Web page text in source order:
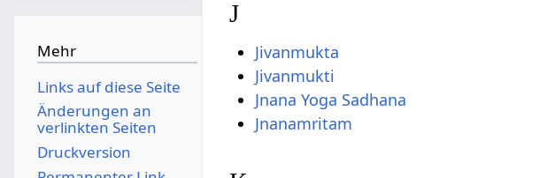
J
Jivanmukta
Jivanmukti
Jnana Yoga Sadhana
Jnanamritam
Mehr
Links auf diese Seite
Änderungen an
verlinkten Seiten
Druckversion